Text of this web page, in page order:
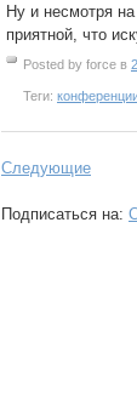
Ну и несмотря
приятной, что
Posted by force в
Теги:
Следующие
Подписаться на: